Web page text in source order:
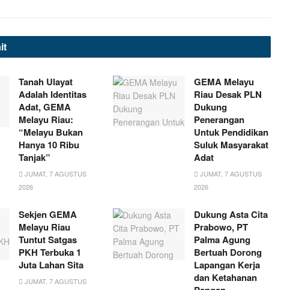
Tanah Ulayat
Adalah Identitas
Adat, GEMA
Melayu Riau:
“Melayu Bukan
Hanya 10 Ribu
Tanjak”
JUMAT, 7 AGUSTUS
2026
GEMA Melayu
Riau Desak PLN
Dukung
Penerangan
Untuk Pendidikan
Suluk Masyarakat
Adat
JUMAT, 7 AGUSTUS
2026
Sekjen GEMA
Melayu Riau
Tuntut Satgas
PKH Terbuka 1
Juta Lahan Sita
JUMAT, 7 AGUSTUS
Dukung Asta Cita
Prabowo, PT
Palma Agung
Bertuah Dorong
Lapangan Kerja
dan Ketahanan